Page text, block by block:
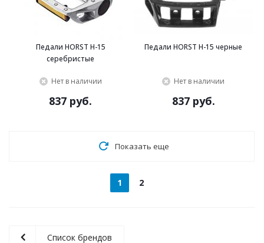
Педали HORST H-15
серебристые
Нет в наличии
837 руб.
Педали HORST H-15 черные
Нет в наличии
837 руб.
Показать еще
1 2
Список брендов